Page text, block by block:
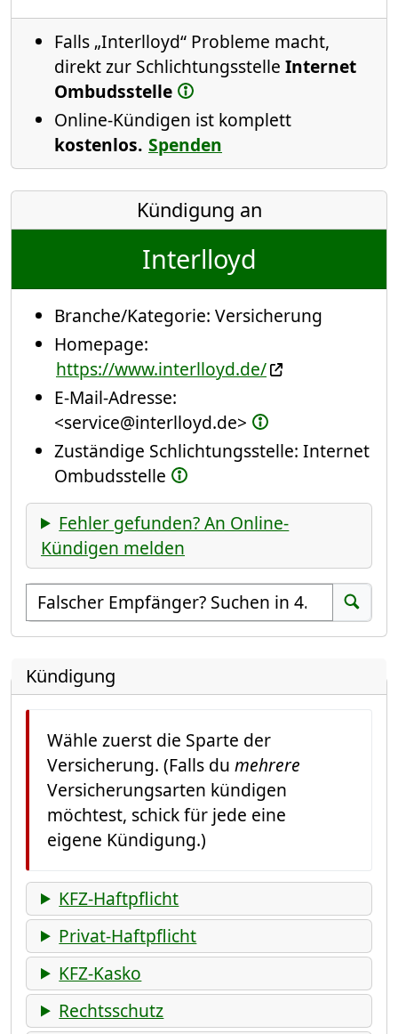
Falls „Interlloyd“ Probleme macht,
direkt zur Schlichtungsstelle Internet
Ombudsstelle
Online-Kündigen ist komplett
kostenlos. Spenden
Kündigung an
Interlloyd
Branche/Kategorie: Versicherung
Homepage:
https://www.interlloyd.de/
E-Mail-Adresse:
<service@interlloyd.de>
Zuständige Schlichtungsstelle: Internet
Ombudsstelle
Fehler gefunden? An Online-
Kündigen melden
Empfänger suchen
Suchen
Kündigung
Wähle zuerst die Sparte der
Versicherung. (Falls du mehrere
Versicherungsarten kündigen
möchtest, schick für jede eine
eigene Kündigung.)
KFZ-Haftpflicht
Privat-Haftpflicht
KFZ-Kasko
Rechtsschutz